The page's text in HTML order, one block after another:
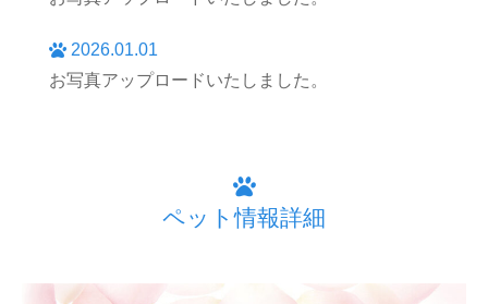
2026.01.01
お写真アップロードいたしました。
ペット情報詳細